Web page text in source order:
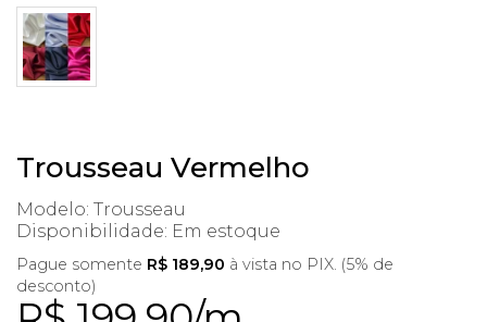
Trousseau Vermelho
Modelo: Trousseau
Disponibilidade: Em estoque
Pague somente R$ 189,90 à vista no PIX. (5% de
desconto)